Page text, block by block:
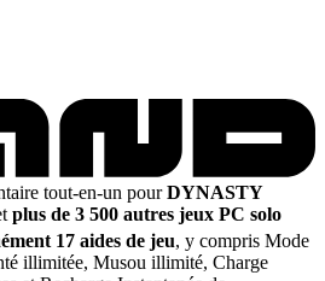
tout-en-un pourDYNASTY
plus de 3 500 autres jeux PC solo
17 aides de jeu, y compris Mode
illimitée, Musou illimité, Charge